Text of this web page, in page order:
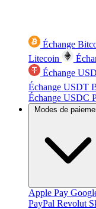
Échange
Litecoin
Échange
Échange USDT
Échange USDC
Modes de
Apple Pay
PayPal Revolut